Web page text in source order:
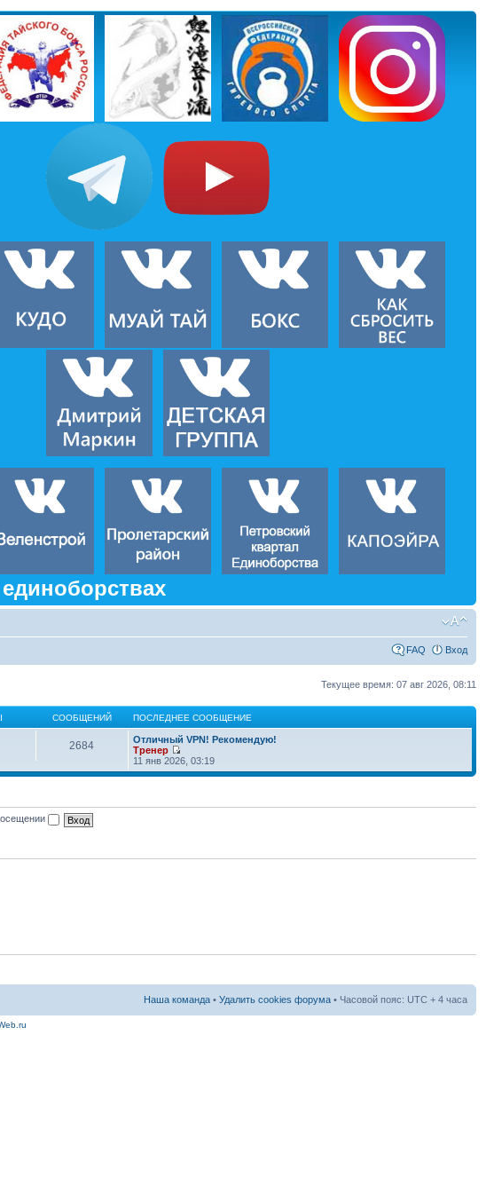
FAQ Вход
Текущее время: 07 авг 2026, 08:11
СООБЩЕНИЙ ПОСЛЕДНЕЕ СООБЩЕНИЕ
2684
Отличный VPN! Рекомендую!
Тренер
11 янв 2026, 03:19
Наша команда • Удалить cookies форума • Часовой пояс: UTC + 4 часа